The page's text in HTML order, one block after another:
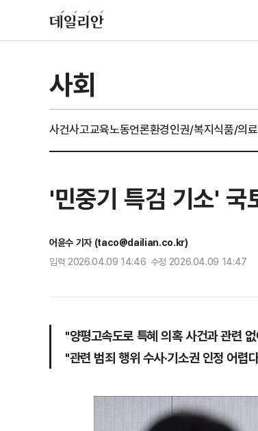
사회
사건사고교육노동언론환경인권/복지식품/의료
'민중기 특검 기소' 국
어윤수 기자 (taco@dailian.co.kr)
입력 2026.04.09 14:46 수정 2026.04.09 14:47
"양평고속도로 특혜 의혹 사건과 관련
"관련 범죄 행위 수사·기소권 인정 어렵